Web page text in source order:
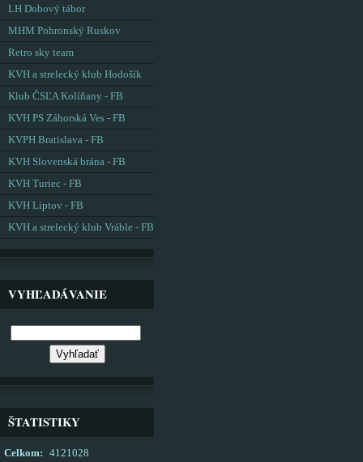
LH Dobový tábor
MHM Pohronský Ruskov
Retro sky team
KVH a strelecký klub Hodošík
Klub ČSĽA Kolíňany - FB
KVH PS Záhorská Ves - FB
KVPH Bratislava - FB
KVH Slovenská brána - FB
KVH Turiec - FB
KVH Liptov - FB
KVH a strelecký klub Vráble - FB
VYHĽADÁVANIE
ŠTATISTIKY
Celkom:
4121028